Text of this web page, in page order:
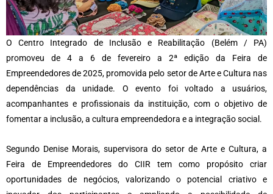
O Centro Integrado de Inclusão e Reabilitação (Belém / PA)
promoveu de 4 a 6 de fevereiro a 2ª edição da Feira de
Empreendedores de 2025, promovida pelo setor de Arte e Cultura nas
dependências da unidade. O evento foi voltado a usuários,
acompanhantes e profissionais da instituição, com o objetivo de
fomentar a inclusão, a cultura empreendedora e a integração social.
Segundo Denise Morais, supervisora do setor de Arte e Cultura, a
Feira de Empreendedores do CIIR tem como propósito criar
oportunidades de negócios, valorizando o potencial criativo e